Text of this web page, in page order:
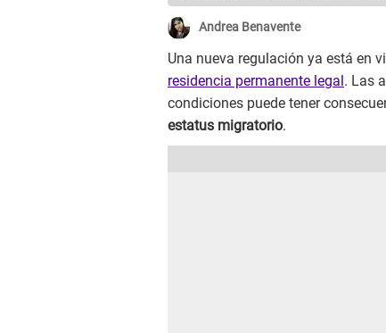
Andrea Benavente
Una nueva regulación ya está en
residencia permanente legal . Las
condiciones puede tener
estatus migratorio.